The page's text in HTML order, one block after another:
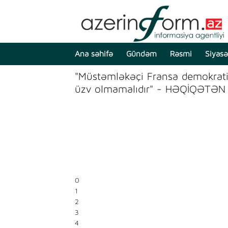
Ana səhifə Gündəm Rəsmi
"Müstəmləkəçi Fransa
üzv olmamalıdır" -
0
1
2
3
4